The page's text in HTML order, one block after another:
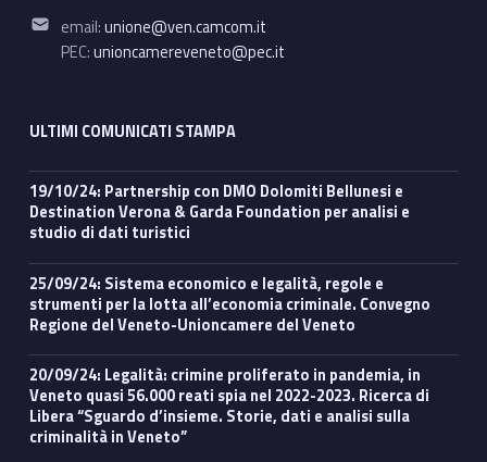
Email address:
email:unione@ven.camcom.it
PEC:unioncamereveneto@pec.it
ULTIMI COMUNICATI STAMPA
19/10/24: Partnership con DMO Dolomiti Bellunesi e
Destination Verona & Garda Foundation per analisi e
studio di dati turistici
25/09/24: Sistema economico e legalità, regole e
strumenti per la lotta all’economia criminale. Convegno
Regione del Veneto-Unioncamere del Veneto
20/09/24: Legalità: crimine proliferato in pandemia, in
Veneto quasi 56.000 reati spia nel 2022-2023. Ricerca di
Libera “Sguardo d’insieme. Storie, dati e analisi sulla
criminalità in Veneto”